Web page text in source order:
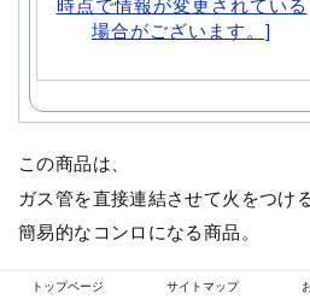
この商品は、
ガス管を直接連結させて火をつける
簡易的なコンロになる商品。
トップページ サイトマップ